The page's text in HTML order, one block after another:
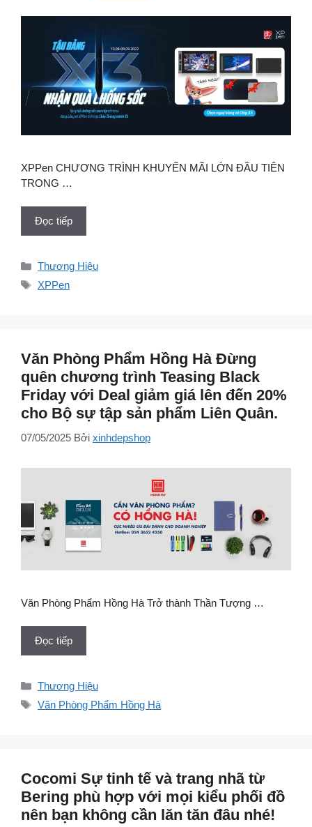
XPPen CHƯƠNG TRÌNH KHUYẾN MÃI LỚN ĐẦU TIÊN
TRONG …
Đọc tiếp
Danh
mục
Thương Hiệu
Thẻ
XPPen
Văn Phòng Phẩm Hồng Hà Đừng
quên chương trình Teasing Black
Friday với Deal giảm giá lên đến 20%
cho Bộ sự tập sản phẩm Liên Quân.
07/05/2025 Bởi xinhdepshop
Văn Phòng Phẩm Hồng Hà Trở thành Thần Tượng …
Đọc tiếp
Danh
mục
Thương Hiệu
Thẻ
Văn Phòng Phẩm Hồng Hà
Cocomi Sự tinh tế và trang nhã từ
Bering phù hợp với mọi kiểu phối đồ
nên bạn không cần lăn tăn đâu nhé!